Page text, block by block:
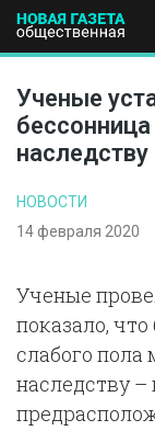
ПОЛИТИКА
Ученые
наследству
НОВОСТИ
14 февраля 2020
Ученые
показало,
слабого пола
наследству –